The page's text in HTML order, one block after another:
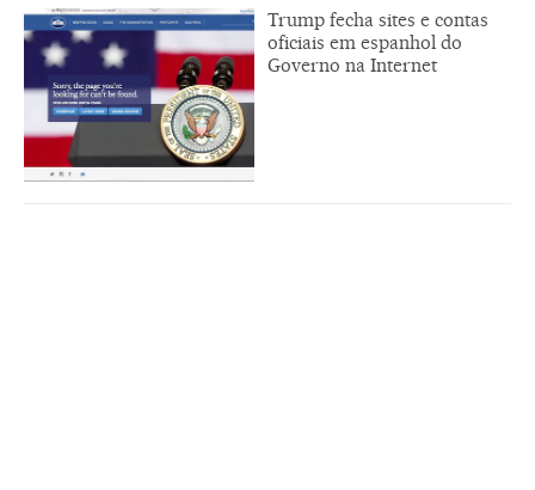
Trump fecha sites e contas
oficiais em espanhol do
Governo na Internet